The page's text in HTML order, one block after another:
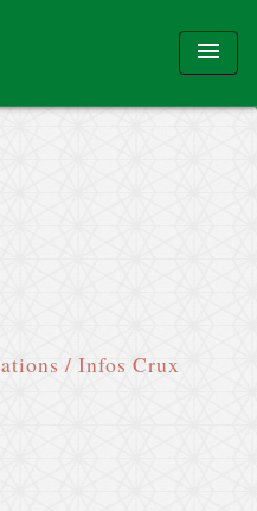
menu
/ Infos Crux